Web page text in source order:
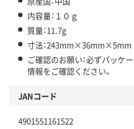
内容量：１０ｇ
質量：11.7g
寸法：243mm×36mm×5mm
ご確認のお願い：必ずパッケ
情報をご確認ください。
JANコード
4901551161522